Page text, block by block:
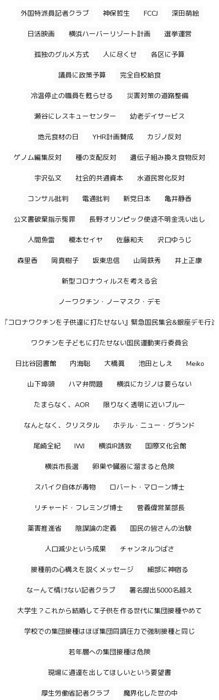
外国特派員記者クラブ 神保哲生 FCCJ 深田萌絵
日活映画 横浜ハーバーリゾート計画 選挙運営
孤独のグルメ方式 人に尽くせ 各区に予算
議員に政策予算 完全自校給食
冷温停止の職員を甦らせる 災害対策の道路整備
瀬谷にレスキューセンター 幼老デイサービス
地元食材の日 YHR計画賛成 カジノ反対
ゲノム編集反対 種の支配反対 遺伝子組み換え食物反対
宇沢弘文 社会的共通資本 水道民営化反対
コンサル批判 電通批判 新党日本 亀井静香
公文書破棄指示冤罪 長野オリンピック使途不明金洗い出し
人間魚雷 榎本セイヤ 佐藤和夫 沢口ゆうじ
森里香 岡真樹子 坂東忠信 山岡鉄秀 井上正康
新型コロナウィルスを考える会
ノーワクチン・ノーマスク・デモ
『コロナワクチンを子供達に打たせない』緊急国民集会&銀座デモ行進
ワクチンを子どもに打たせない国民運動実行委員会
日比谷図書館 内海聡 大橋眞 池田としえ Meiko
山下埠頭 ハマ弁問題 横浜にカジノは要らない
たまらなく、AOR 限りなく透明に近いブルー
なんとなく、クリスタル ホテル・ニュー・グランド
尾崎全紀 IWJ 横浜IR誘致 国際文化会館
横浜市長選 卵巣や臓器に溜まると危険
スパイク自体が毒物 ロバート・マローン博士
リチャード・フレミング博士 菅義偉営業部長
薬害推進省 陰謀論の定義 国民の皆さんの治験
人口減少という成果 チャンネルつばさ
接種前の心構えを説くメッセージ 細部に神宿る
なーんて情けない記者クラブ 署名提出5000名越え
大学生？これから結婚して子供を作る世代に集団接種やめて
学校での集団接種はほぼ集団同調圧力で強制接種と同じ
若年層への集団接種は危険
現場に通達を出してほしいという要望書
厚生労働省記者クラブ 魔界化した世の中